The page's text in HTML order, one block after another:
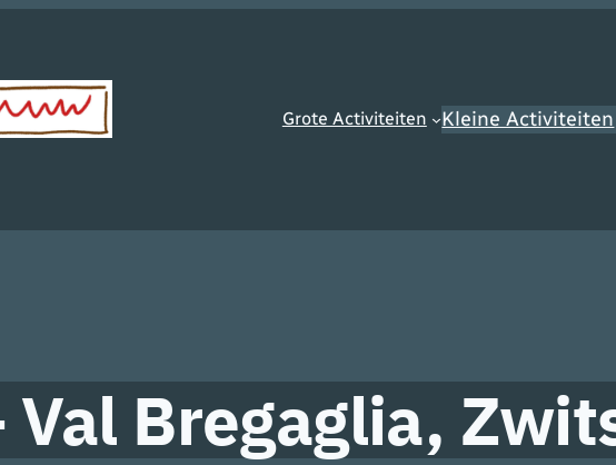
Grote Activiteiten Kleine Activiteiten
Val Bregaglia,